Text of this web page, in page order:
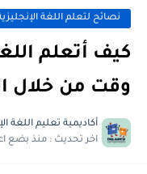
نصائح لتعلم اللغة
كيف أتعلم
وقت من خلال
أكاديمية تعليم اللغة
اخر تحديث : منذ بضع